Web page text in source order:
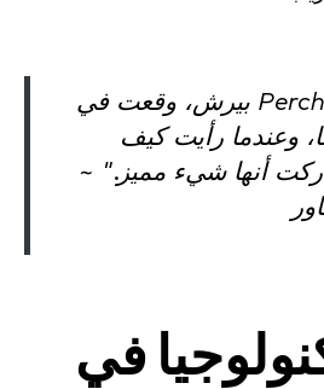
"بمجرد أن رأيت Perch بيرش، وقعت في
وعندما رأيت كيف
أنها شيء مميز." ~
في